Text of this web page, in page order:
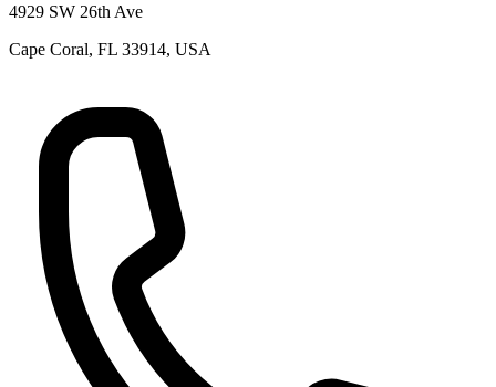
4929 SW 26th Ave
Cape Coral, FL 33914, USA